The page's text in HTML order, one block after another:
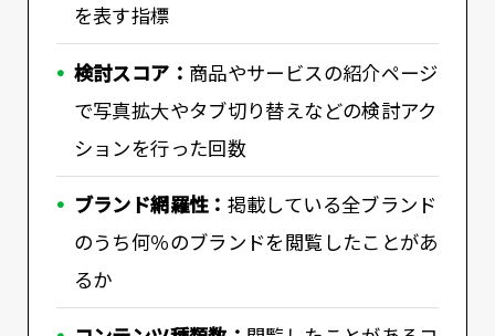
を表す指標
検討スコア： 商品やサービスの紹介ページ
で写真拡大やタブ切り替えなどの検討アク
ションを行った回数
ブランド網羅性： 掲載している全ブランド
のうち何％のブランドを閲覧したことがあ
るか